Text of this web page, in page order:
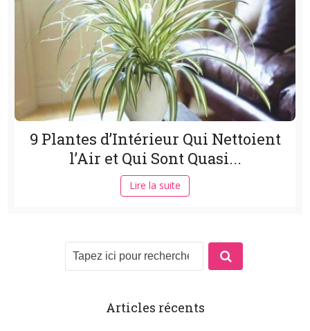
9 Plantes d’Intérieur Qui Nettoient
l’Air et Qui Sont Quasi...
Lire la suite
Articles récents